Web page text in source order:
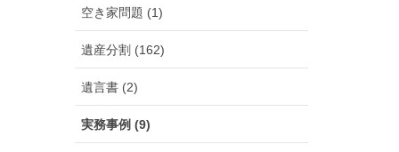
空き家問題 (1)
遺産分割 (162)
遺言書 (2)
実務事例 (9)